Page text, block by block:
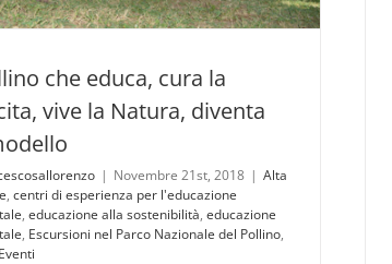
che educa, cura la
vive la Natura, diventa
| Novembre 21st, 2018 | Alta
, centri di esperienza per l'educazione
, educazione alla sostenibilità, educazione
, Escursioni nel Parco Nazionale del Pollino,
Eventi